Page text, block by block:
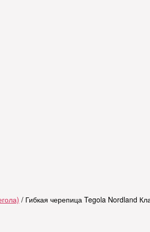
/ Гибкая черепица Tegola Nordland